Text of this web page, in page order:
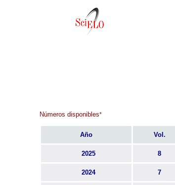
Números disponibles*
Año Vol.
2025 8
2024 7